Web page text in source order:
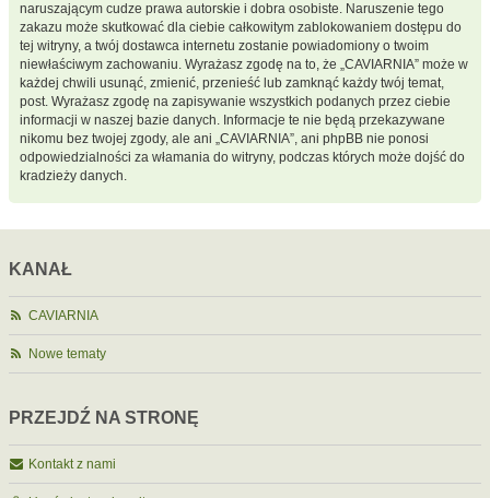
naruszającym cudze prawa autorskie i dobra osobiste. Naruszenie tego
zakazu może skutkować dla ciebie całkowitym zablokowaniem dostępu do
tej witryny, a twój dostawca internetu zostanie powiadomiony o twoim
niewłaściwym zachowaniu. Wyrażasz zgodę na to, że „CAVIARNIA” może w
każdej chwili usunąć, zmienić, przenieść lub zamknąć każdy twój temat,
post. Wyrażasz zgodę na zapisywanie wszystkich podanych przez ciebie
informacji w naszej bazie danych. Informacje te nie będą przekazywane
nikomu bez twojej zgody, ale ani „CAVIARNIA”, ani phpBB nie ponosi
odpowiedzialności za włamania do witryny, podczas których może dojść do
kradzieży danych.
KANAŁ
CAVIARNIA
Nowe tematy
PRZEJDŹ NA STRONĘ
Kontakt z nami